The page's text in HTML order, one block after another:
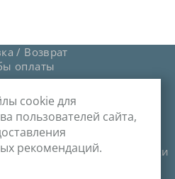
/ Возврат
оплаты
данных
cookie
Служба поддержки
cookie для
пользователей сайта,
рекомендаций.